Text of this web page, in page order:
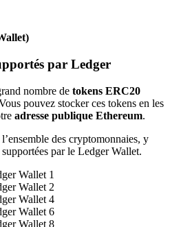
par Ledger
nombre de tokens ERC20
pouvez stocker ces tokens en les
adresse publique Ethereum.
des cryptomonnaies, y
par le Ledger Wallet.